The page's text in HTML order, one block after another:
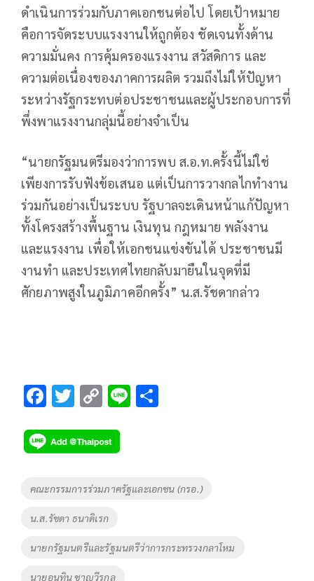
ดำเนินการร่วมกับภาคเอกชนต่อไป โดยเป้าหมาย
คือการจัดระบบแรงงานให้ถูกต้อง ชัดเจนทั้งด้าน
ความมั่นคง การคุ้มครองแรงงาน สวัสดิการ และ
ความต่อเนื่องของภาคการผลิต รวมถึงไม่ให้ปัญหา
ระหว่างรัฐกระทบต่อประชาชนและผู้ประกอบการที่
พึ่งพาแรงงานกลุ่มนี้อย่างจำเป็น
“นายกรัฐมนตรีมองว่าการพบ ส.อ.ท.ครั้งนี้ไม่ใช่
เพียงการรับฟังข้อเสนอ แต่เป็นการวางกลไกทำงาน
ร่วมกันอย่างเป็นระบบ รัฐบาลจะเดินหน้าแก้ปัญหา
ทั้งโครงสร้างพื้นฐาน เงินทุน กฎหมาย พลังงาน
และแรงงาน เพื่อให้เอกชนแข่งขันได้ ประชาชนมี
งานทำ และประเทศไทยกลับมายืนในจุดที่มี
ศักยภาพสูงในภูมิภาคอีกครั้ง” น.ส.รัชดากล่าว
F
e
b
o
o
k
T
tt
er
C
p
y
Li
k
Li
Tags
คณะกรรมการร่วมภาครัฐและเอกชน (กรอ.)
น.ส.รัชดา ธนาดิเรก
นายกรัฐมนตรีและรัฐมนตรีว่าการกระทรวงกลาโหม
นายอนุทิน ชาญวีรกูล